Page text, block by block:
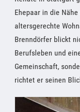
Ehepaar in die
altersgerechte
Brenndörfer blickt
Berufsleben und
Gemeinschaft,
richtet er seinen